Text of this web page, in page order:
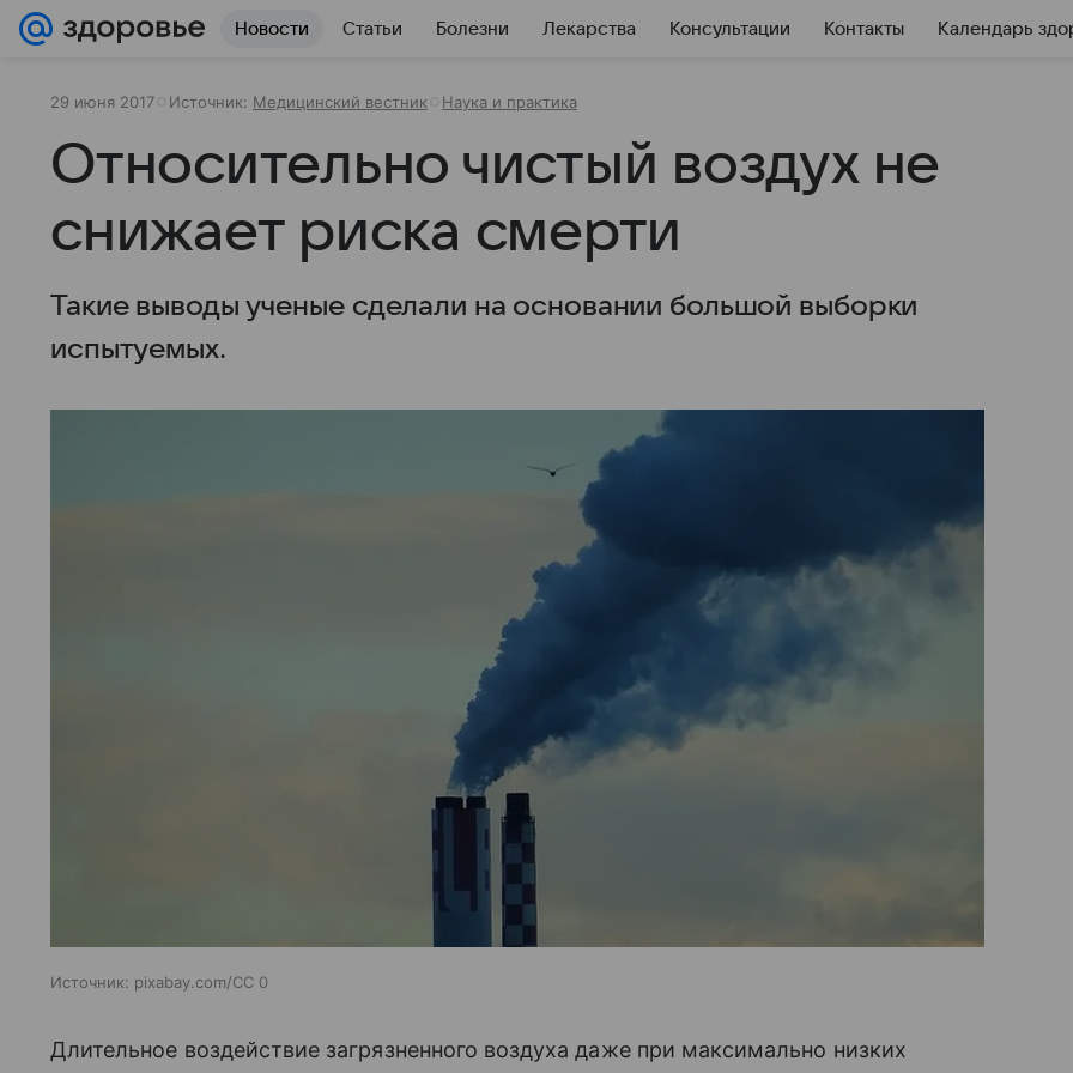
Новости Статьи Болезни Лекарства Консультации Контакты Календарь
29 июня 2017 Источник: Медицинский вестник Наука и практика
Относительно чистый воздух не
снижает риска смерти
Такие выводы ученые сделали на основании большой выборки
испытуемых.
Источник: pixabay.com/CC 0
Длительное воздействие загрязненного воздуха даже при максимально низких